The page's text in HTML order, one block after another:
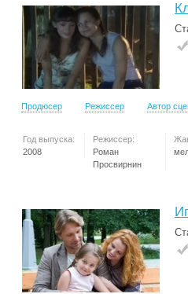
Продюсер Режиссер Автор
Год выпуска:
2008
Режиссер:
Роман
Просвирнин